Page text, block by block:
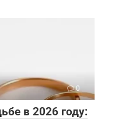
0
в 2026 году: